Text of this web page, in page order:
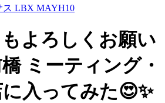
ス LBX MAYH10
よろしくお願い
ミーティング・
入ってみた😍✨